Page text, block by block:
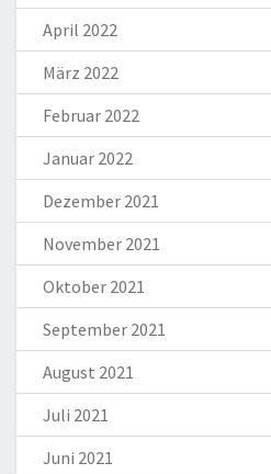
April 2022
März 2022
Februar 2022
Januar 2022
Dezember 2021
November 2021
Oktober 2021
September 2021
August 2021
Juli 2021
Juni 2021